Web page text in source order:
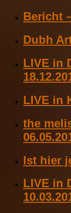
Bericht
Dubh
LIVE in
LIVE in
the
Ist hier
LIVE in